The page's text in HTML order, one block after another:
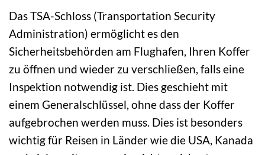
Das TSA-Schloss (Transportation Security
Administration) ermöglicht es den
Sicherheitsbehörden am Flughafen, Ihren Koffer
zu öffnen und wieder zu verschließen, falls eine
Inspektion notwendig ist. Dies geschieht mit
einem Generalschlüssel, ohne dass der Koffer
aufgebrochen werden muss. Dies ist besonders
wichtig für Reisen in Länder wie die USA, Kanada